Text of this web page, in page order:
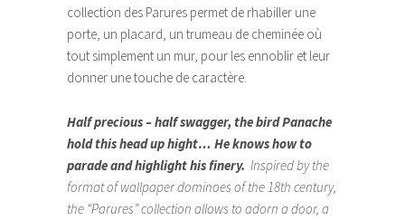
collection des Parures permet de rhabiller une
porte, un placard, un trumeau de cheminée où
tout simplement un mur, pour les ennoblir et leur
donner une touche de caractère.
Half precious – half swagger, the bird Panache
hold this head up hight… He knows how to
parade and highlight his finery. Inspired by the
format of wallpaper dominoes of the 18th century,
the “Parures” collection allows to adorn a door, a